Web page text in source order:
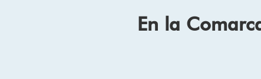
En la